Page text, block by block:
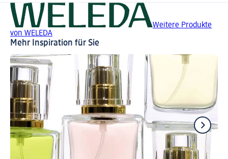
Weitere Produkte
von WELEDA
Mehr Inspiration für Sie